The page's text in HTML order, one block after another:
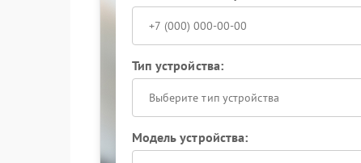
Тип устройства:
Выберите тип устройства
Модель устройства: